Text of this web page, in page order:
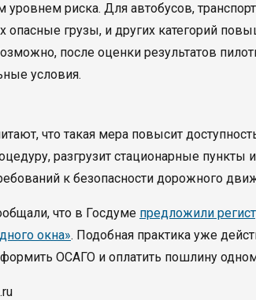
риска. Для автобусов,
опасные грузы, и других категорий
после оценки результатов
условия.
что такая мера повысит
разгрузит стационарные
к безопасности дорожного
что в Госдуме предложили
окна». Подобная практика уже
ОСАГО и оплатить пошлину